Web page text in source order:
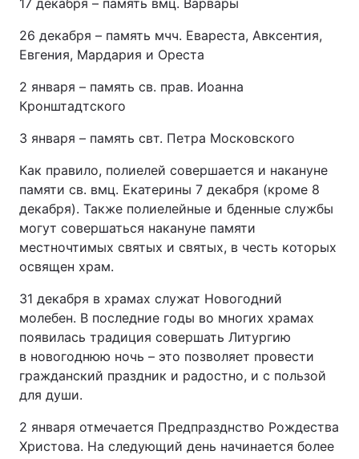
17 декабря – память вмц. Варвары
26 декабря – память мчч. Евареста, Авксентия,
Евгения, Мардария и Ореста
2 января – память св. прав. Иоанна
Кронштадтского
3 января – память свт. Петра Московского
Как правило, полиелей совершается и накануне
памяти св. вмц. Екатерины 7 декабря (кроме 8
декабря). Также полиелейные и бденные службы
могут совершаться накануне памяти
местночтимых святых и святых, в честь которых
освящен храм.
31 декабря в храмах служат Новогодний
молебен. В последние годы во многих храмах
появилась традиция совершать Литургию
в новогоднюю ночь – это позволяет провести
гражданский праздник и радостно, и с пользой
для души.
2 января отмечается Предпразднство Рождества
Христова. На следующий день начинается более